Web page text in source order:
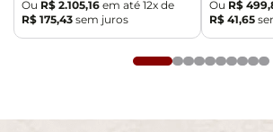
Ou R$ 2.105,16 em até 12x de
R$ 175,43 sem juros
Ou R$ 499,
R$ 41,65